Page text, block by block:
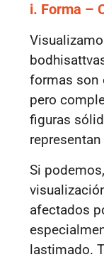
i. Forma –
formas son
pero
figuras
Si
afectados
lastimado.